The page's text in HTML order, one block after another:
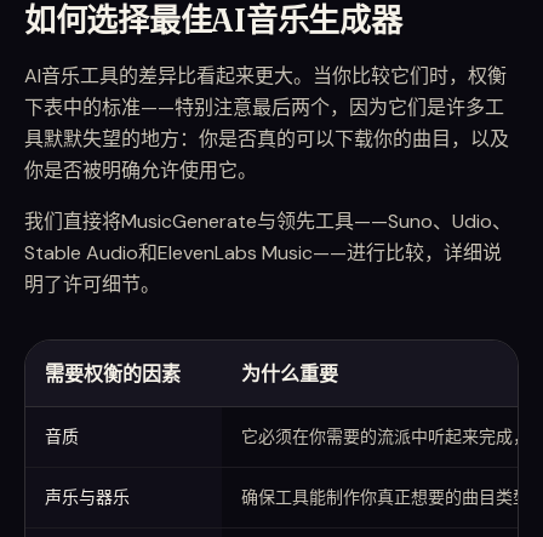
如何选择最佳AI音乐生成器
AI音乐工具的差异比看起来更大。当你比较它们时，权衡
下表中的标准——特别注意最后两个，因为它们是许多工
具默默失望的地方：你是否真的可以下载你的曲目，以及
你是否被明确允许使用它。
我们直接将MusicGenerate与领先工具——Suno、Udio、
Stable Audio和ElevenLabs Music——进行比较，详细说
明了许可细节。
需要权衡的因素 为什么重要
音质 它必须在你需要的流派中听起来完成，
声乐与器乐 确保工具能制作你真正想要的曲目类型